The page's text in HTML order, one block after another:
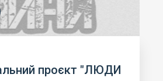
проєкт "ЛЮДИ